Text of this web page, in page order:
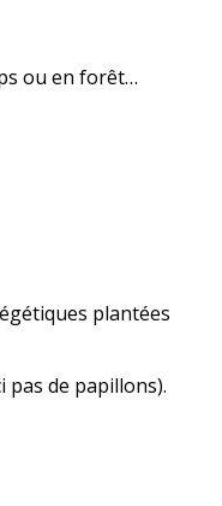
ou en forêt…
plantées
pas de papillons).